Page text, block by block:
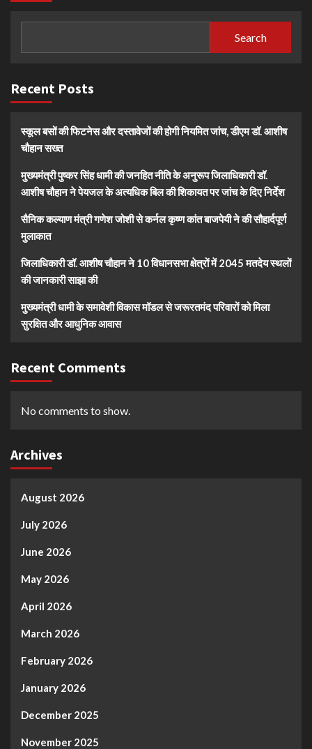
Search
Recent Posts
स्कूल बसों की फिटनेस और दस्तावेजों की होगी नियमित जांच, डीएम डॉ. आशीष
चौहान सख्त
मुख्यमंत्री पुष्कर सिंह धामी की जनहित नीति के अनुरूप जिलाधिकारी डॉ.
आशीष चौहान ने पेयजल के अत्यधिक बिल की शिकायत पर जांच के दिए निर्देश
सैनिक कल्याण मंत्री गणेश जोशी से कर्नल कृष्ण कांत बाजपेयी ने की सौहार्दपूर्ण
मुलाकात
जिलाधिकारी डॉ. आशीष चौहान ने 10 विधानसभा क्षेत्रों में 2045 मतदेय स्थलों
की जानकारी साझा की
मुख्यमंत्री धामी के समावेशी विकास मॉडल से जरूरतमंद परिवारों को मिला
सुरक्षित और आधुनिक आवास
Recent Comments
No comments to show.
Archives
August 2026
July 2026
June 2026
May 2026
April 2026
March 2026
February 2026
January 2026
December 2025
November 2025